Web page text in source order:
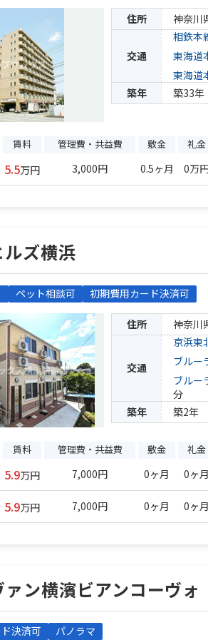
住所 神奈川
交通
相鉄本
東海道
東海道
築年
築33年
賃料 管理費・共益費 敷金 礼金
5.5万円 3,000円 0.5ヶ月 0万
ズ横浜
ペット相談可 初期費用カード決済可
住所 神奈川
交通
京浜東
ブルー
ブルー
分
築年
築2年
賃料 管理費・共益費 敷金 礼金
5.9万円 7,000円 0ヶ月 0ヶ月
5.9万円 7,000円 0ヶ月 0ヶ月
ン横濱ビアンコーヴォ
決済可 パノラマ